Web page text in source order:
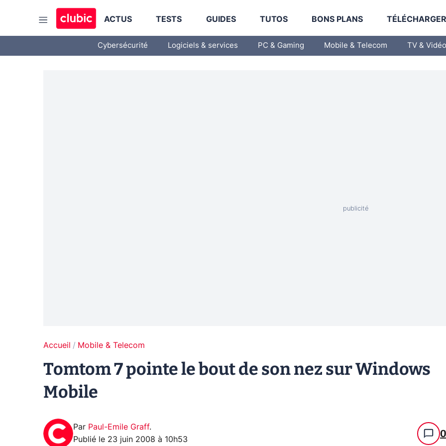
ACTUS TESTS GUIDES TUTOS BONS PLANS
Cybersécurité Logiciels & services PC & Gaming Mobile & Telecom TV & Vidéo
Accueil Mobile & Telecom
Tomtom 7 pointe le bout de son nez sur Windows
Mobile
Par Paul-Emile Graff.
Publié le 23 juin 2008 à 10h53 0